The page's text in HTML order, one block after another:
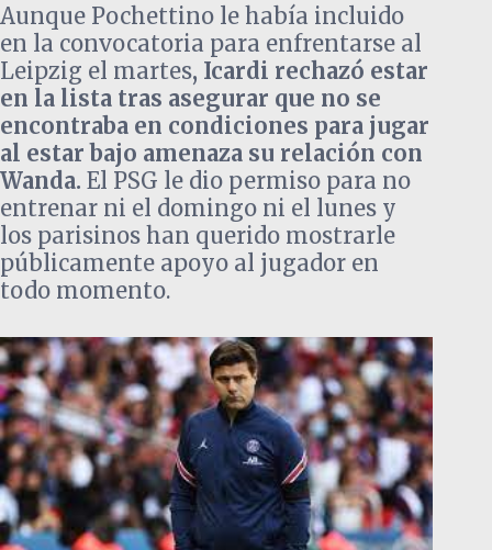
Aunque Pochettino le había incluido
en la convocatoria para enfrentarse al
Leipzig el martes, Icardi rechazó estar
en la lista tras asegurar que no se
encontraba en condiciones para jugar
al estar bajo amenaza su relación con
Wanda. El PSG le dio permiso para no
entrenar ni el domingo ni el lunes y
los parisinos han querido mostrarle
públicamente apoyo al jugador en
todo momento.